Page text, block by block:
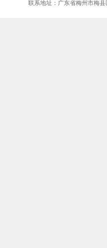
联系地址：广东省梅州市梅